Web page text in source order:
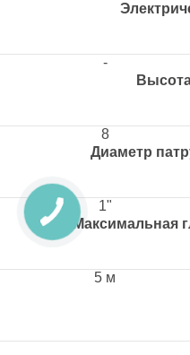
Диаметр
Максимальная
-
8
1"
5 м